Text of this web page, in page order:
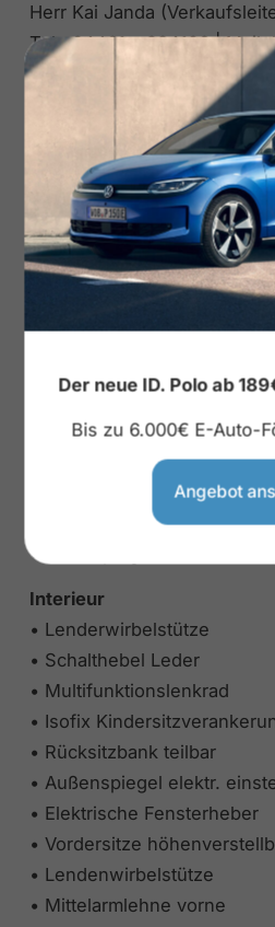
Herr Kai Janda
Tel.: 04401 • 934126 | Mail:
roell.de
Sonstiges
• Pannen-Set
• 3-Zylinder Ottomotor 1.0
• 6-Gang Schaltgetriebe
Reifen & Fahrwerk
• Gepäckraumabdeckung
• Voll-LED Rückleuchten
• LED Hauptscheinwerfer
• Scheibenwischer
• Innenspiegel autom.
Interieur
• Lenderwirbelstütze
• Schalthebel Leder
• Multifunktionslenkrad
• Isofix
• Rücksitzbank teilbar
• Außenspiegel elektr.
• Elektrische Fensterheber
• Vordersitze
• Lendenwirbelstütze
• Mittelarmlehne vorne
Der neue ID. Polo ab
Bis zu 6.000€ E-Auto-
Angebot